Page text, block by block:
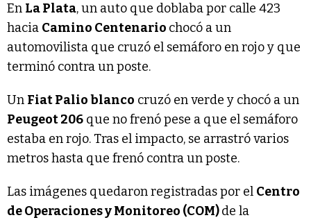
En La Plata, un auto que doblaba por calle 423
hacia Camino Centenario chocó a un
automovilista que cruzó el semáforo en rojo y que
terminó contra un poste.
Un Fiat Palio blanco cruzó en verde y chocó a un
Peugeot 206 que no frenó pese a que el semáforo
estaba en rojo. Tras el impacto, se arrastró varios
metros hasta que frenó contra un poste.
Las imágenes quedaron registradas por el Centro
de Operaciones y Monitoreo (COM)de la